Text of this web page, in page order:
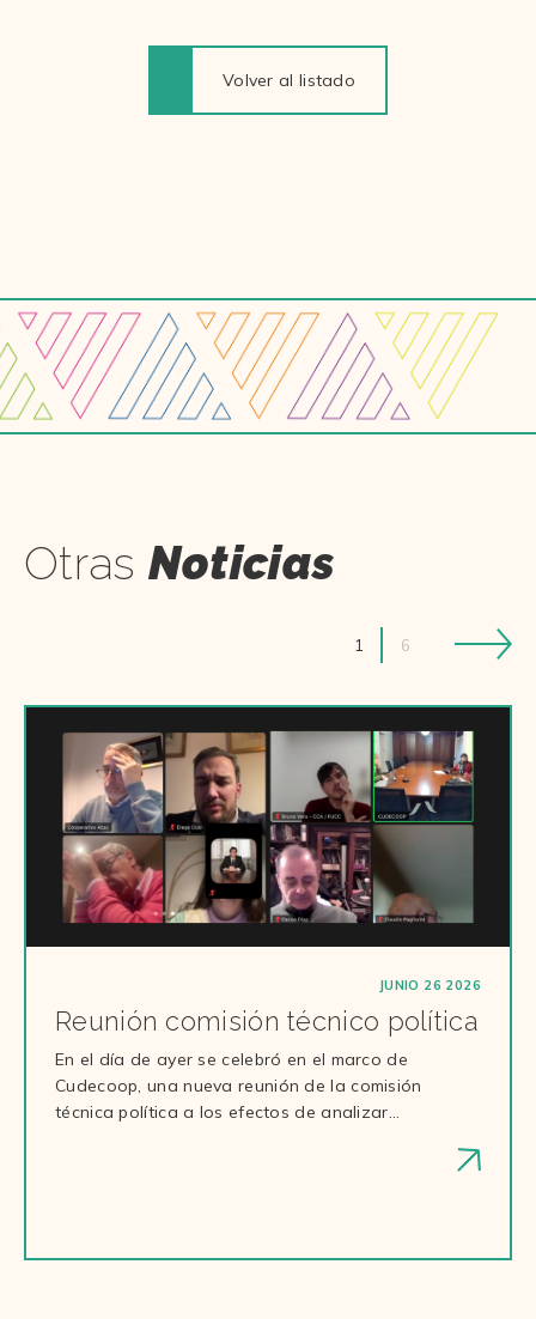
Volver al listado
Otras Noticias
1 6
JUNIO 26 2026
Reunión comisión técnico política
En el día de ayer se celebró en el marco de
Cudecoop, una nueva reunión de la comisión
técnica política a los efectos de analizar…